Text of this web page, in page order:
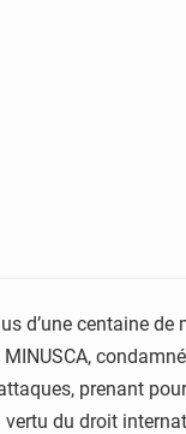
d’une centaine
prenant
du droit